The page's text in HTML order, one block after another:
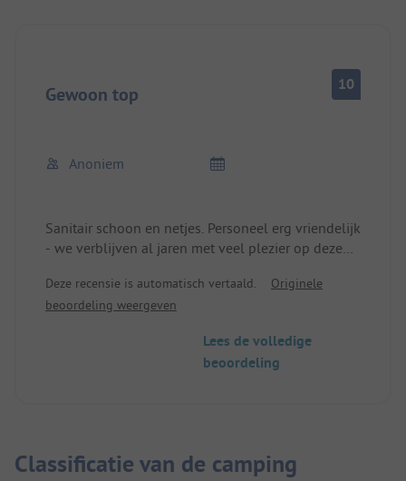
Gewoon top 10
Anoniem
Sanitair schoon en netjes. Personeel erg vriendelijk
- we verblijven al jaren met veel plezier op deze
Deze recensie is automatisch vertaald.
Originele
beoordeling weergeven
Lees de volledige
beoordeling
Classificatie van de camping